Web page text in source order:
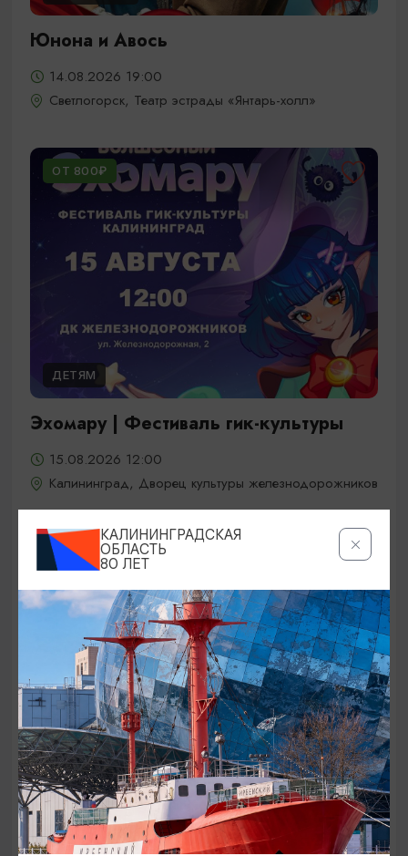
Юнона и Авось
14.08.2026 19:00
Светлогорск, Театр эстрады «Янтарь-холл»
ОТ 800₽
ДЕТЯМ
Эхомару | Фестиваль гик-культуры
15.08.2026 12:00
Калининград, Дворец культуры железнодорожников
ОТ 5000₽
КОНЦЕРТЫ
Jony / Джони
15.08.2026 19:00
КАЛИНИНГРАДСКАЯ
ОБЛАСТЬ
80 ЛЕТ